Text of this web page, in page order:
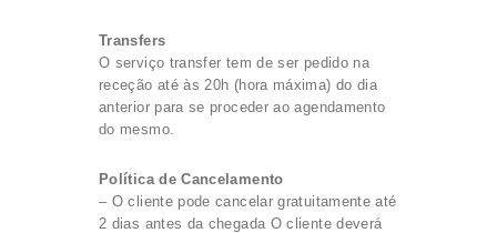
Transfers
O serviço transfer tem de ser pedido na
receção até às 20h (hora máxima) do dia
anterior para se proceder ao agendamento
do mesmo.
Política de Cancelamento
– O cliente pode cancelar gratuitamente até
2 dias antes da chegada O cliente deverá